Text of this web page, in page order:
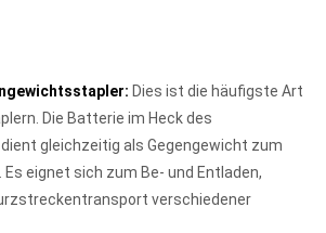
Dies ist die häufigste Art
Die Batterie im Heck des
gleichzeitig als Gegengewicht zum
Es eignet sich zum Be- und Entladen,
verschiedener